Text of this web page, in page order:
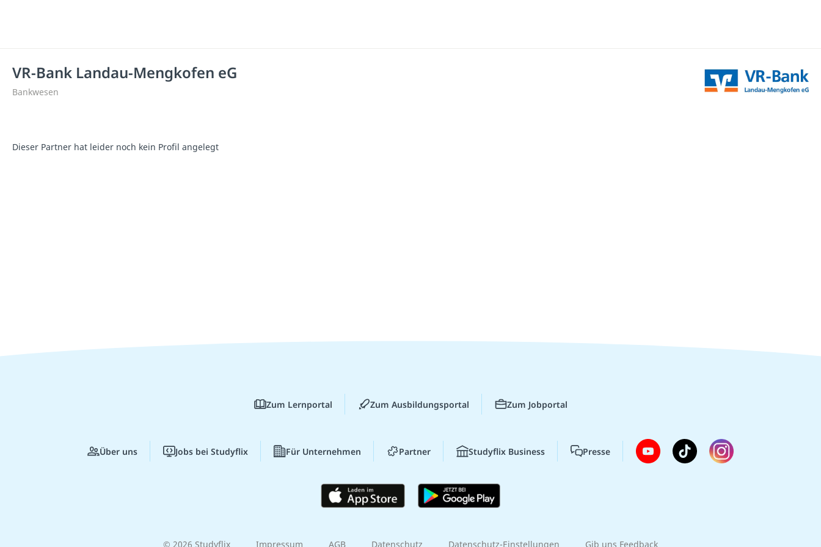
VR-Bank Landau-Mengkofen eG
Bankwesen
Dieser Partner hat leider noch kein Profil angelegt
Zum Lernportal Zum Ausbildungsportal Zum Jobportal
Über uns Jobs bei Studyflix Für Unternehmen Partner Studyflix Business Presse
© 2026 Studyflix Impressum AGB Datenschutz Datenschutz-Einstellungen Gib uns Feedback